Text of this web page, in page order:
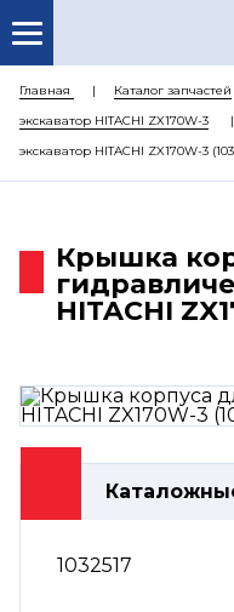
Главная Каталог запчастей
экскаватор HITACHI ZX170W-3
экскаватор HITACHI ZX170W-3
Крышка
HITACHI
1032517